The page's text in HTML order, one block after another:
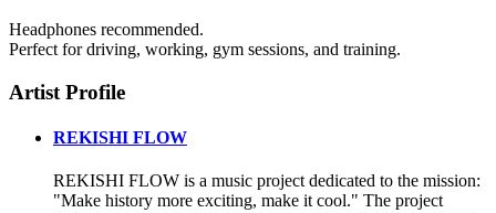
Headphones recommended.
Perfect for driving, working, gym sessions, and training.
Artist Profile
REKISHI FLOW
REKISHI FLOW is a music project dedicated to the mission:
"Make history more exciting, make it cool." The project